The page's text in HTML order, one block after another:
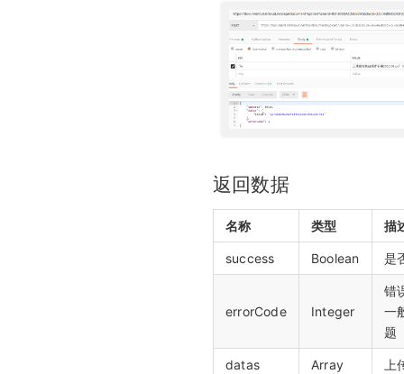
返回数据
名称 类型 描
success Boolean 是
errorCode Integer
错
一
题
datas Array